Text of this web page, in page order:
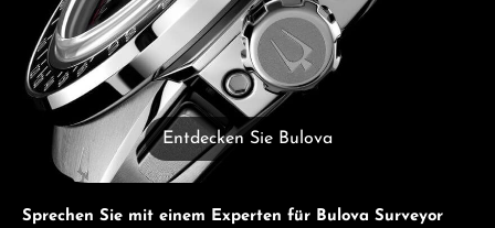
Entdecken Sie Bulova
Sprechen Sie mit einem Experten für Bulova Surveyor